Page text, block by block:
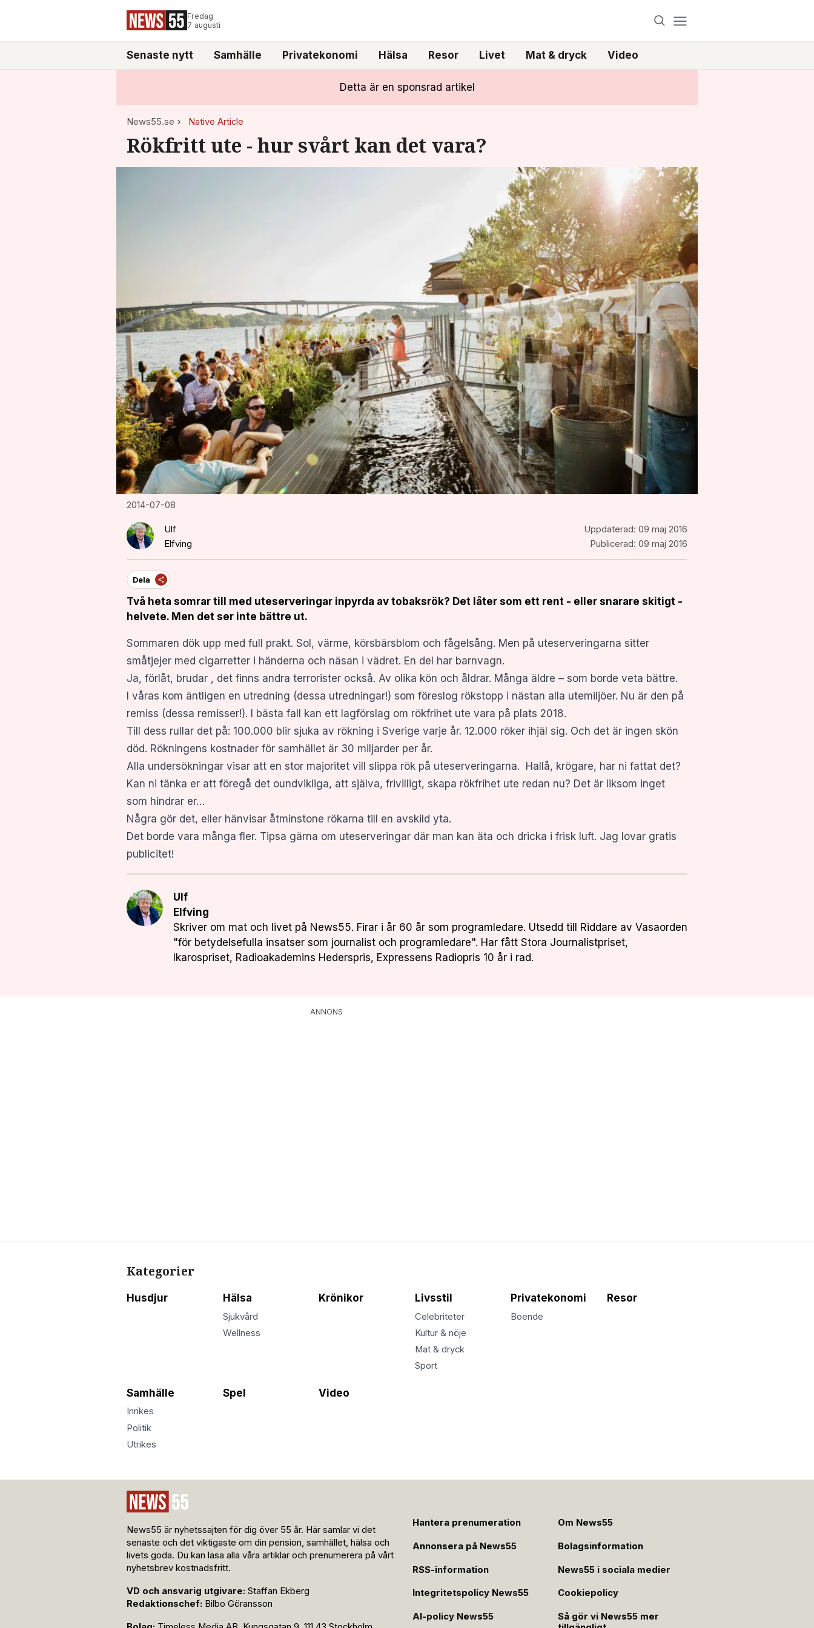
Fredag
7 augusti
Senaste nytt Samhälle Privatekonomi Hälsa Resor Livet Mat & dryck Video
Detta är en sponsrad artikel
News55.se Native Article
Rökfritt ute - hur svårt kan det vara?
2014-07-08
Ulf
Elfving
Uppdaterad: 09 maj 2016
Publicerad: 09 maj 2016
Dela
Två heta somrar till med uteserveringar inpyrda av tobaksrök? Det låter som ett rent - eller snarare skitigt -
helvete. Men det ser inte bättre ut.
Sommaren dök upp med full prakt. Sol, värme, körsbärsblom och fågelsång. Men på uteserveringarna sitter
småtjejer med cigarretter i händerna och näsan i vädret. En del har barnvagn.
Ja, förlåt, brudar , det finns andra terrorister också. Av olika kön och åldrar. Många äldre – som borde veta bättre.
I våras kom äntligen en utredning (dessa utredningar!) som föreslog rökstopp i nästan alla utemiljöer. Nu är den på
remiss (dessa remisser!). I bästa fall kan ett lagförslag om rökfrihet ute vara på plats 2018.
Till dess rullar det på: 100.000 blir sjuka av rökning i Sverige varje år. 12.000 röker ihjäl sig. Och det är ingen skön
död. Rökningens kostnader för samhället är 30 miljarder per år.
Alla undersökningar visar att en stor majoritet vill slippa rök på uteserveringarna. Hallå, krögare, har ni fattat det?
Kan ni tänka er att föregå det oundvikliga, att själva, frivilligt, skapa rökfrihet ute redan nu? Det är liksom inget
som hindrar er…
Några gör det, eller hänvisar åtminstone rökarna till en avskild yta.
Det borde vara många fler. Tipsa gärna om uteserveringar där man kan äta och dricka i frisk luft. Jag lovar gratis
publicitet!
Ulf
Elfving
Skriver om mat och livet på News55. Firar i år 60 år som programledare. Utsedd till Riddare av Vasaorden
"för betydelsefulla insatser som journalist och programledare". Har fått Stora Journalistpriset,
Ikarospriset, Radioakademins Hederspris, Expressens Radiopris 10 år i rad.
ANNONS
Kategorier
Husdjur Hälsa
Sjukvård
Wellness
Krönikor Livsstil
Celebriteter
Kultur & nöje
Mat & dryck
Sport
Privatekonomi
Boende
Resor
Samhälle
Inrikes
Politik
Utrikes
Spel Video
News55 är nyhetssajten för dig över 55 år. Här samlar vi det
senaste och det viktigaste om din pension, samhället, hälsa och
livets goda. Du kan läsa alla våra artiklar och prenumerera på vårt
nyhetsbrev kostnadsfritt.
VD och ansvarig utgivare: Staffan Ekberg
Redaktionschef: Bilbo Göransson
Hantera prenumeration Om News55
Annonsera på News55 Bolagsinformation
RSS-information News55 i sociala medier
Integritetspolicy News55 Cookiepolicy
AI-policy News55
Så gör vi News55 mer